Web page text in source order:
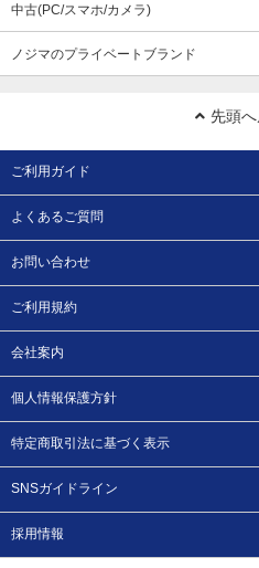
中古(PC/スマホ/カメラ)
ノジマのプライベートブランド
先頭へ
ご利用ガイド
よくあるご質問
お問い合わせ
ご利用規約
会社案内
個人情報保護方針
特定商取引法に基づく表示
SNSガイドライン
採用情報